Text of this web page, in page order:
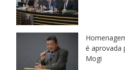
é aprovada
Mogi